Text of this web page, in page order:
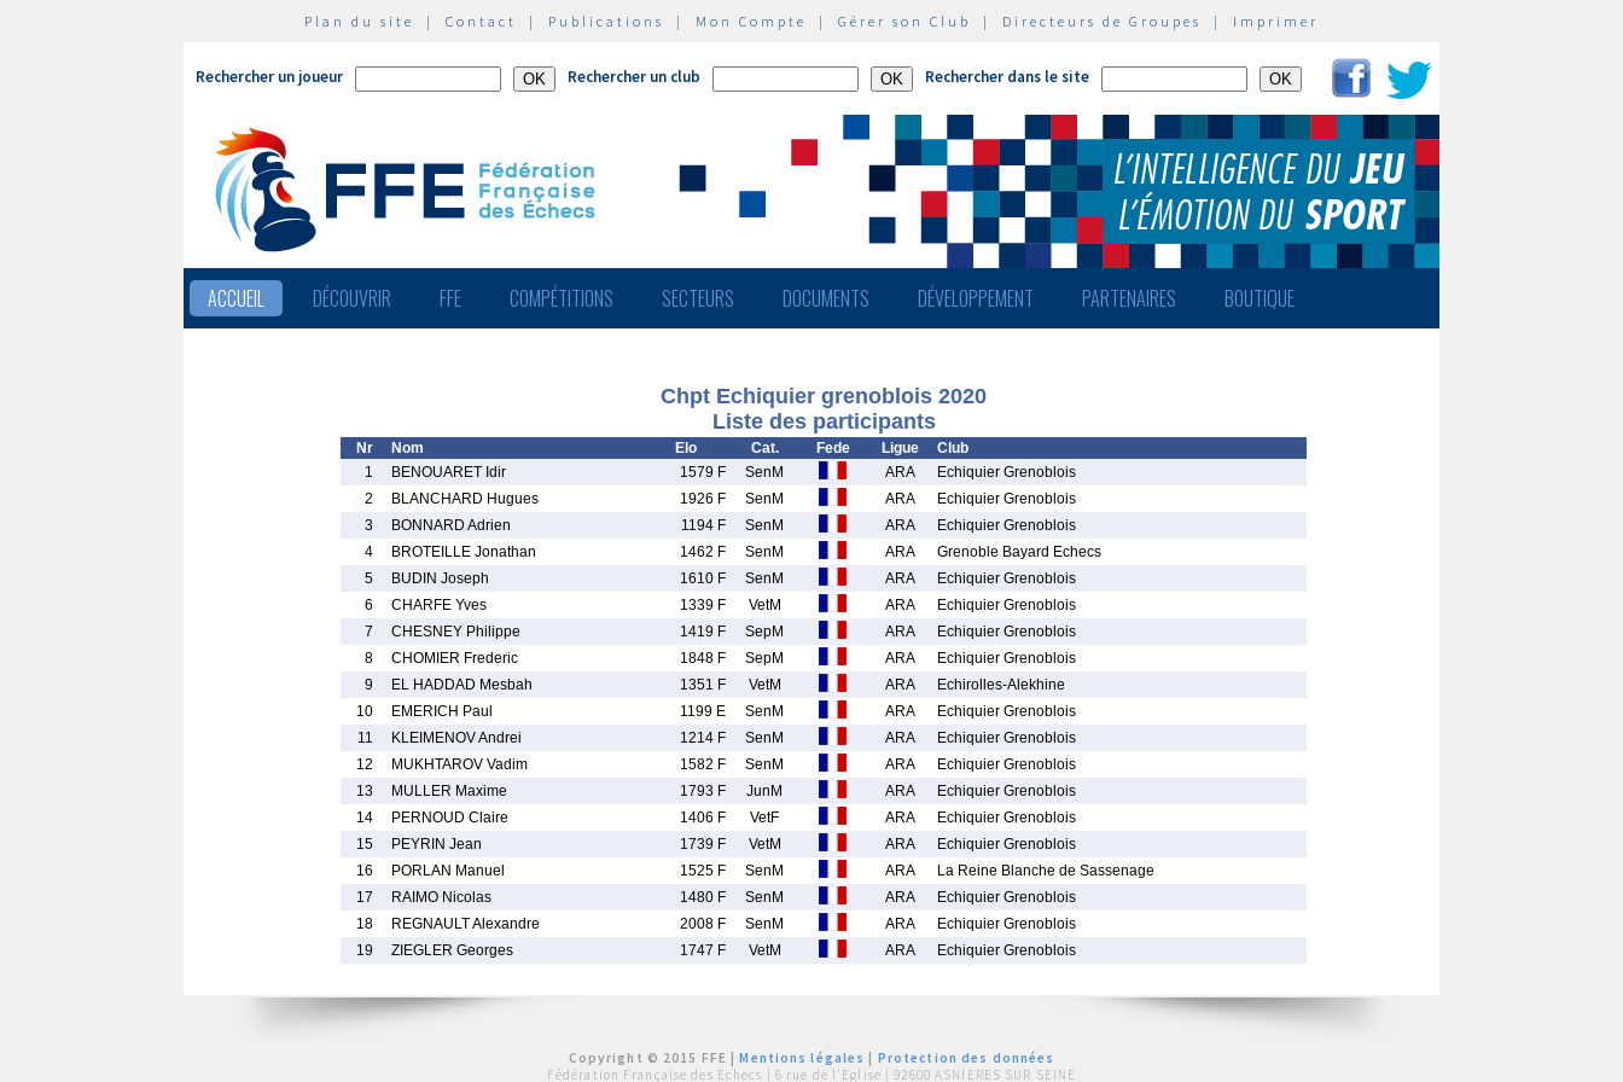
Plan du site | Contact | Publications | Mon Compte | Gérer son Club | Directeurs de Groupes | Imprimer
Rechercher un joueur Rechercher un club Rechercher dans le site
ACCUEIL DÉCOUVRIR FFE COMPÉTITIONS SECTEURS DOCUMENTS DÉVELOPPEMENT PARTENAIRES BOUTIQUE
Chpt Echiquier grenoblois 2020
Liste des participants
Nr Nom Elo Cat. Fede Ligue
Club
1
BENOUARET Idir 1579 F SenM ARA
Echiquier Grenoblois
2
BLANCHARD Hugues 1926 F SenM ARA
Echiquier Grenoblois
3
BONNARD Adrien 1194 F SenM ARA
Echiquier Grenoblois
4
BROTEILLE Jonathan 1462 F SenM ARA
Grenoble Bayard Echecs
5
BUDIN Joseph 1610 F SenM ARA
Echiquier Grenoblois
6
CHARFE Yves 1339 F VetM ARA
Echiquier Grenoblois
7
CHESNEY Philippe 1419 F SepM ARA
Echiquier Grenoblois
8
CHOMIER Frederic 1848 F SepM ARA
Echiquier Grenoblois
9
EL HADDAD Mesbah 1351 F VetM ARA
Echirolles-Alekhine
10
EMERICH Paul 1199 E SenM ARA
Echiquier Grenoblois
11
KLEIMENOV Andrei 1214 F SenM ARA
Echiquier Grenoblois
12
MUKHTAROV Vadim 1582 F SenM ARA
Echiquier Grenoblois
13
MULLER Maxime 1793 F JunM ARA
Echiquier Grenoblois
14
PERNOUD Claire 1406 F VetF ARA
Echiquier Grenoblois
15
PEYRIN Jean 1739 F VetM ARA
Echiquier Grenoblois
16
PORLAN Manuel 1525 F SenM ARA
La Reine Blanche de Sassenage
17
RAIMO Nicolas 1480 F SenM ARA
Echiquier Grenoblois
18
REGNAULT Alexandre 2008 F SenM ARA
Echiquier Grenoblois
19
ZIEGLER Georges 1747 F VetM ARA Echiquier Grenoblois
Copyright © 2015 FFE |Mentions légales
Protection des données
Fédération Française des Echecs | 6 rue de l'Eglise | 92600 ASNIERES SUR SEINE